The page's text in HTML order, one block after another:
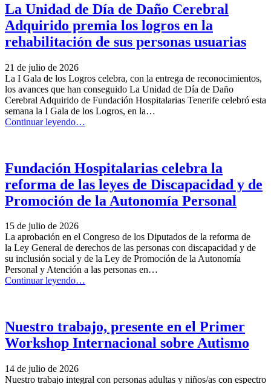
La Unidad de Día de Daño Cerebral
Adquirido premia los logros en la
rehabilitación de sus personas usuarias
21 de julio de 2026
La I Gala de los Logros celebra, con la entrega de reconocimientos,
los avances que han conseguido La Unidad de Día de Daño
Cerebral Adquirido de Fundación Hospitalarias Tenerife celebró esta
semana la I Gala de los Logros, en la…
Continuar leyendo“La
de
Daño
Cerebral
Adquirido
premia
logros
en
la
rehabilitación
de
sus
…
Fundación Hospitalarias celebra la
reforma de las leyes de Discapacidad y de
Promoción de la Autonomía Personal
15 de julio de 2026
La aprobación en el Congreso de los Diputados de la reforma de
la Ley General de derechos de las personas con discapacidad y de
su inclusión social y de la Ley de Promoción de la Autonomía
Personal y Atención a las personas en…
Continuar leyendo“Fundación
reforma
de
las
de
Discapacidad
…
Nuestro trabajo, presente en el Primer
Workshop Internacional sobre Autismo
14 de julio de 2026
Nuestro trabajo integral con personas adultas y niños/as con espectro